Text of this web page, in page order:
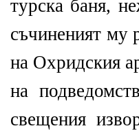
турска баня,
съчиненият му
на Охридския
на
свещения